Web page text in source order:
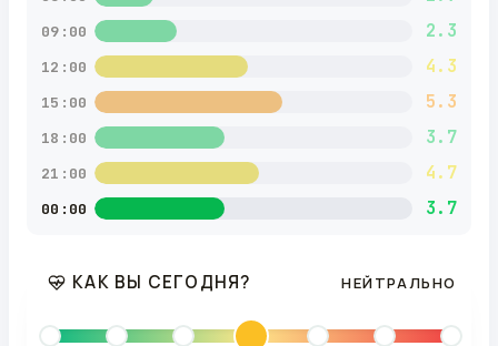
09:00 2.3
12:00 4.3
15:00 5.3
18:00 3.7
21:00 4.7
00:00 3.7
КАК ВЫ СЕГОДНЯ? НЕЙТРАЛЬНО